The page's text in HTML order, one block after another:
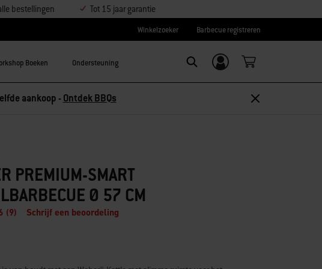
bestellingen Tot 15 jaar garantie
Winkelzoeker Barbecue registreren
Boeken Ondersteuning
Inloggen/
aanmelden
aankoop - Ontdek BBQs
PREMIUM-SMART
Ø 57 CM
(9) Schrijf een beoordeling